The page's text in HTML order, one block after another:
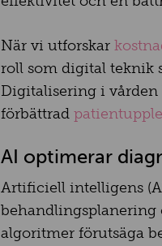
När vi utforskar
roll som digital teknik
Digitalisering i vården
förbättrad
AI optimerar
Artificiell intelligens
behandlingsplanering
algoritmer förutsäga